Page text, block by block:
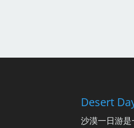
Desert
沙漠一日游